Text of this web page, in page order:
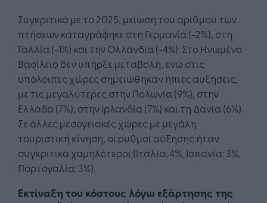
Συγκριτικά με το 2025, μείωση του αριθμού των
πτήσεων καταγράφηκε στη Γερμανία (-2%), στη
Γαλλία (-1%) και την Ολλανδία (-4%). Στο Ηνωμένο
Βασίλειο δεν υπήρξε μεταβολή, ενώ στις
υπόλοιπες χώρες σημειώθηκαν ήπιες αυξήσεις,
με τις μεγαλύτερες στην Πολωνία (9%), στην
Ελλάδα (7%), στην Ιρλανδία (7%) και τη Δανία (6%).
Σε άλλες μεσογειακές χώρες με μεγάλη
τουριστική κίνηση, οι ρυθμοί αύξησης ήταν
συγκριτικά χαμηλότεροι (Ιταλία: 4%, Ισπανία: 3%,
Πορτογαλία: 3%).
Εκτίναξη του κόστους λόγω εξάρτησης της